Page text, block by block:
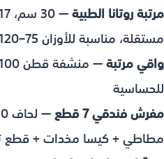
مرتبة روتانا الطبية
مستقلة، مناسبة للأوزان 75–120 كغ
واقي مرتبة
للحساسية
مفرش فندقي 7 قطع
مطاطي + كيسا مخدات + قطع